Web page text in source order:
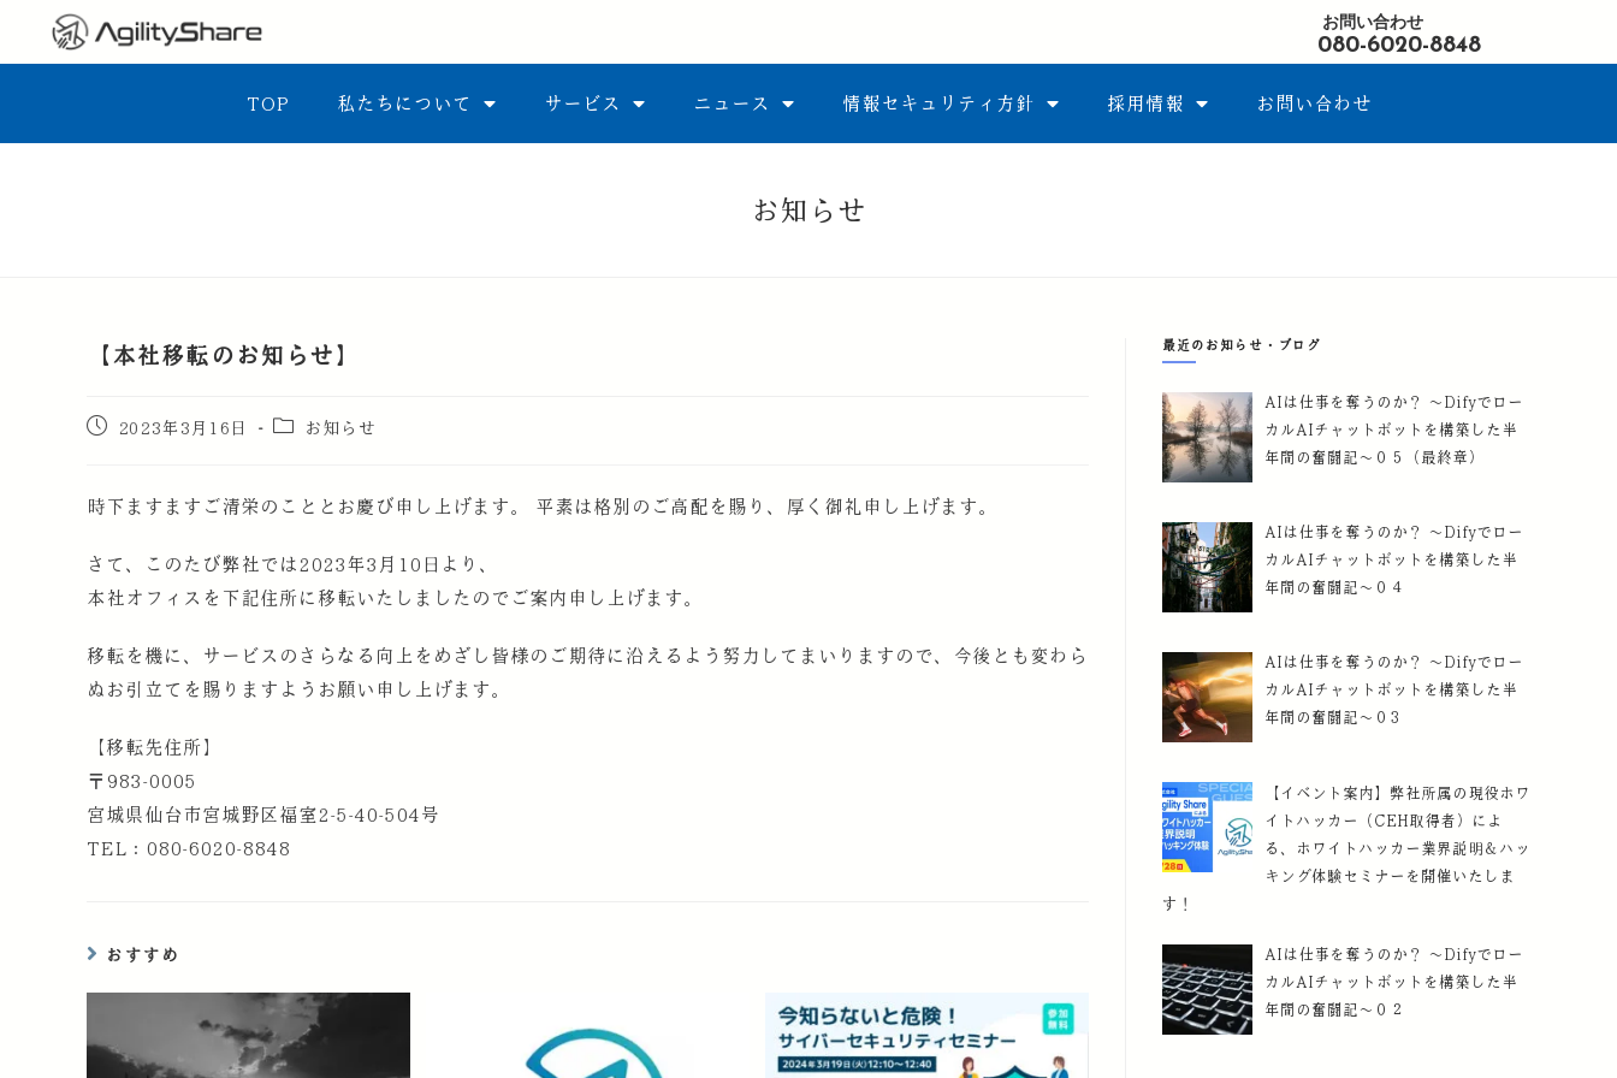
お問い合わせ
080-6020-8848
TOP 私たちについて サービス ニュース 情報セキュリティ方針 採用情報 お問い合わせ
【本社移転のお知らせ】
2023年3月16日 お知らせ
時下ますますご清栄のこととお慶び申し上げます。 平素は格別のご高配を賜り、厚く御礼申し上げます。
さて、このたび弊社では2023年3月10日より、
本社オフィスを下記住所に移転いたしましたのでご案内申し上げます。
移転を機に、サービスのさらなる向上をめざし皆様のご期待に沿えるよう努力してまいりますので、今後とも変わら
ぬお引立てを賜りますようお願い申し上げます。
【移転先住所】
〒983-0005
宮城県仙台市宮城野区福室2-5-40-504号
TEL：080-6020-8848
おすすめ
最近のお知らせ・ブログ
AIは仕事を奪うのか？ ～Difyでロー
カルAIチャットボットを構築した半
年間の奮闘記～０５（最終章）
AIは仕事を奪うのか？ ～Difyでロー
カルAIチャットボットを構築した半
年間の奮闘記～０４
AIは仕事を奪うのか？ ～Difyでロー
カルAIチャットボットを構築した半
年間の奮闘記～０3
【イベント案内】弊社所属の現役ホワ
イトハッカー（CEH取得者）によ
る、ホワイトハッカー業界説明＆ハッ
キング体験セミナーを開催いたしま
す！
AIは仕事を奪うのか？ ～Difyでロー
カルAIチャットボットを構築した半
年間の奮闘記～０２